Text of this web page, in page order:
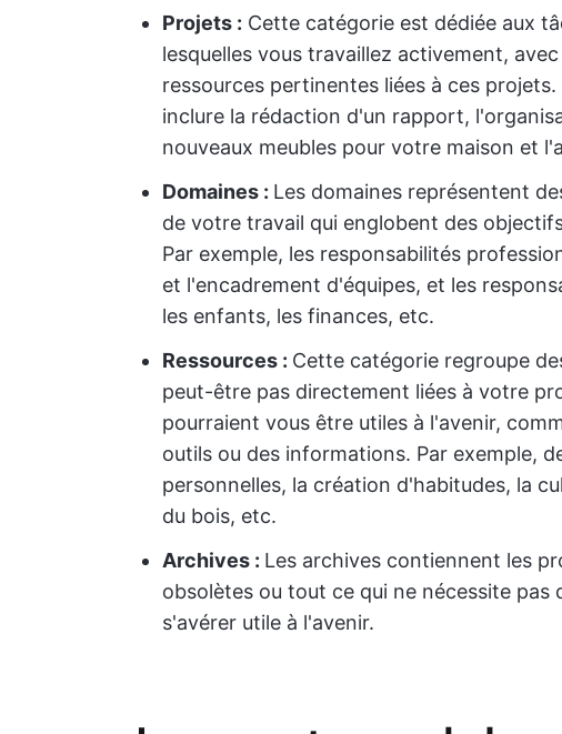
Projets : Cette catégorie est dédiée aux
lesquelles vous travaillez activement,
ressources pertinentes liées à ces
inclure la rédaction d'un rapport,
nouveaux meubles pour votre maison et
Domaines : Les domaines représentent
de votre travail qui englobent des
Par exemple, les responsabilités
et l'encadrement d'équipes, et les
les enfants, les finances, etc.
Ressources : Cette catégorie regroupe
peut-être pas directement liées à votre
pourraient vous être utiles à l'avenir,
outils ou des informations. Par exemple,
personnelles, la création d'habitudes, la
du bois, etc.
Archives : Les archives contiennent les
obsolètes ou tout ce qui ne nécessite
s'avérer utile à l'avenir.